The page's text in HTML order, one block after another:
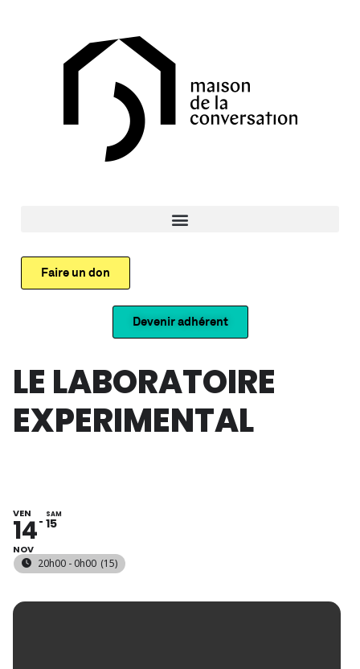
Faire un don
Devenir adhérent
LE LABORATOIRE
EXPERIMENTAL
VEN
14
NOV
SAM
15
20h00 - 0h00 (15)